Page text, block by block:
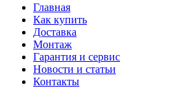
Главная
Как купить
Доставка
Монтаж
Гарантия и сервис
Новости и статьи
Контакты